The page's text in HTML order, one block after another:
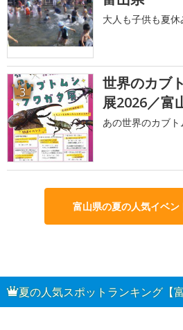
大人も子供も夏休
3
世界のカブ
展2026／富
あの世界のカブト
富山県の夏の人気イベン
夏の人気スポットランキング【